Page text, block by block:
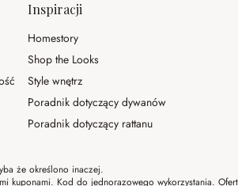
Inspiracji
Homestory
Shop the Looks
Style wnętrz
Poradnik dotyczący dywanów
Poradnik dotyczący rattanu
że określono inaczej.
kuponami. Kod do jednorazowego wykorzystania.